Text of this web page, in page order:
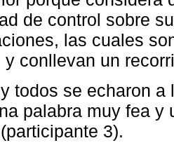
de control sobre
las cuales
y conllevan un
todos se echaron a
palabra muy fea y
3).